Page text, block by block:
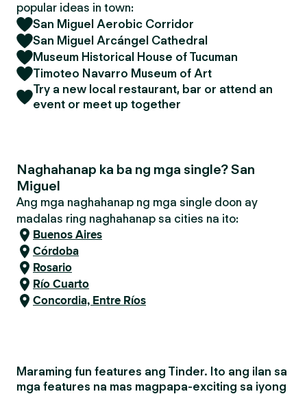
popular ideas in town:
San Miguel Aerobic Corridor
San Miguel Arcángel Cathedral
Museum Historical House of Tucuman
Timoteo Navarro Museum of Art
Try a new local restaurant, bar or attend an
event or meet up together
Naghahanap ka ba ng mga single? San
Miguel
Ang mga naghahanap ng mga single doon ay
madalas ring naghahanap sa cities na ito:
Buenos Aires
Córdoba
Rosario
Río Cuarto
Concordia, Entre Ríos
Maraming fun features ang Tinder. Ito ang ilan sa
mga features na mas magpapa-exciting sa iyong